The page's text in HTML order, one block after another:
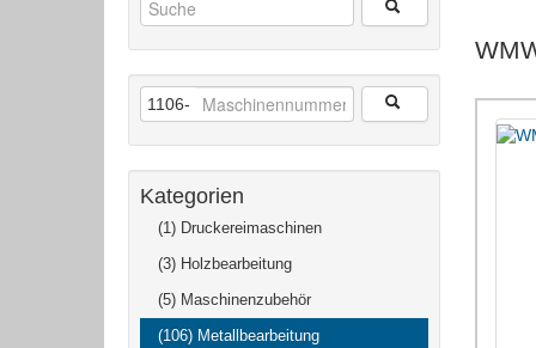
1106-
Kategorien
(1) Druckereimaschinen
(3) Holzbearbeitung
(5) Maschinenzubehör
(106) Metallbearbeitung